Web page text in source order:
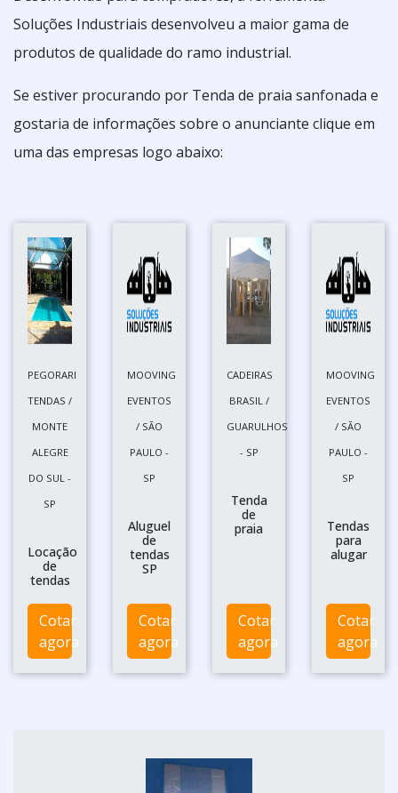
Soluções Industriais desenvolveu a maior gama de
produtos de qualidade do ramo industrial.
Se estiver procurando por Tenda de praia sanfonada e
gostaria de informações sobre o anunciante clique em
uma das empresas logo abaixo:
PEGORARI
TENDAS /
MONTE
ALEGRE
DO SUL -
SP
Locação
de
tendas
Cotar
agora
MOOVING
EVENTOS
/ SÃO
PAULO -
SP
Aluguel
de
tendas
SP
Cotar
agora
CADEIRAS
BRASIL /
GUARULHOS
- SP
Tenda
de
praia
Cotar
agora
MOOVING
EVENTOS
/ SÃO
PAULO -
SP
Tendas
para
alugar
Cotar
agora